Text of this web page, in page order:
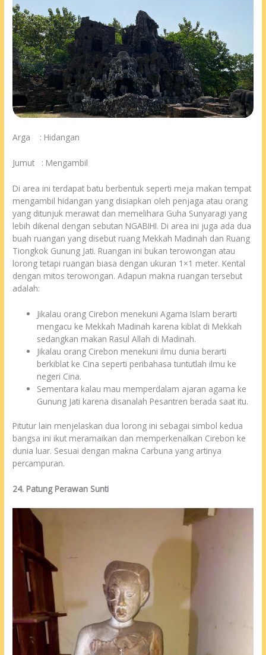
Arga : Hidangan
Jumut : Mengambil
Di area ini terdapat batu berbentuk seperti meja makan tempat
mengambil hidangan yang disiapkan oleh penjaga atau orang
yang ditunjuk merawat dan memelihara Guha Sunyaragi yang
lebih dikenal dengan sebutan NGABIHI. Di area ini juga ada dua
buah ruangan yang disebut ruang Mekkah Madinah dan Ruang
Tiongkok Gunung Jati. Ruangan ini bukan terowongan atau
lorong tetapi ruangan biasa dengan ukuran 1×1 meter. Kental
dengan mitos terowongan. Adapun makna ruangan tersebut
adalah:
Jikalau orang Cirebon menekuni Agama Islam berarti
mengacu ke Mekkah Madinah karena kiblat di Mekkah
sedangkan makan Rasul Allah di Madinah.
Jikalau orang Cirebon menekuni ilmu dunia berarti
berkiblat ke Cina seperti peribahasa tuntutlah ilmu ke
negeri Cina.
Sementara kalau mau memperdalam ajaran agama ke
Gunung Jati karena disanalah Pesantren berada saat itu.
Pitutur lain menjelaskan dua lorong ini sebagai simbol kedua
bangsa ini ikut meramaikan dan memperkenalkan Cirebon ke
dunia luar. Sesuai dengan makna Carbuna yang artinya
percampuran.
24. Patung Perawan Sunti